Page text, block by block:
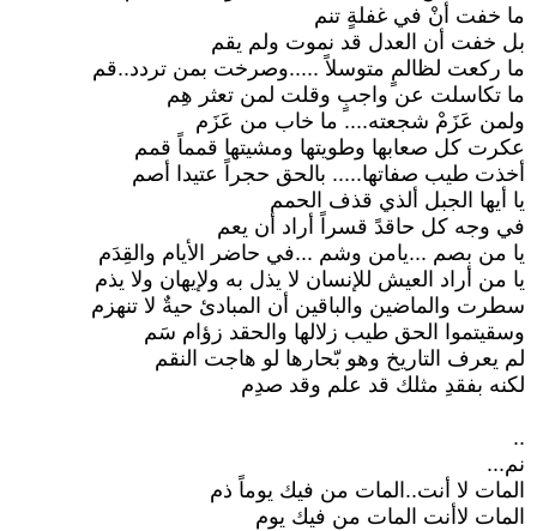
ما خفت أنْ في غفلةٍ تنم
بل خفت أن العدل قد نموت ولم يقم
ما ركعت لظالمٍ متوسلاً .....وصرخت بمن تردد..قم
ما تكاسلت عن واجبٍ وقلت لمن تعثر هِم
ولمن عَزَمْ شجعته.... ما خاب من عَزَم
عكرت كل صعابها وطويتها ومشيتها قمماً قمم
أخذت طيب صفاتها..... بالحق حجراً عتيدا أصم
يا أيها الجبل ألذي قذف الحمم
في وجه كل حاقدً قسراً أراد أن يعم
يا من بصم ...يامن وشم ...في حاضر الأيام والقِدَم
يا من أراد العيش للإنسان لا يذل به ولإيهان ولا يذم
سطرت والماضين والباقين أن المبادئ حيةٌ لا تنهزم
وسقيتموا الحق طيب زلالها والحقد زؤام سَم
لم يعرف التاريخ وهو بّحارها لو هاجت النقم
لكنه بفقدِ مثلك قد علم وقد صدِم
..
نم...
المات لا أنت..المات من فيك يوماً ذم
المات لاأنت المات من فيك يوم